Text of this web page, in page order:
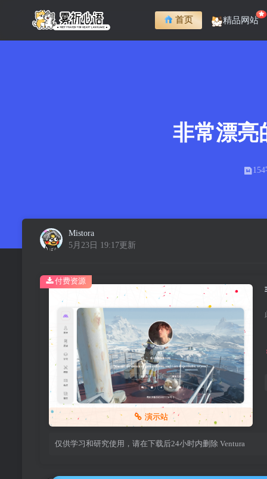
非常漂亮
首页 精品网站
Mistora
5月23日 19:17更新
演示站
仅供学习和研究使用，请在下载后24小时内删除 Ventura
付费资源